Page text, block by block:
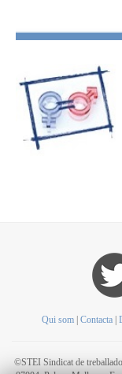
Qui som Contacta
©STEI Sindicat de